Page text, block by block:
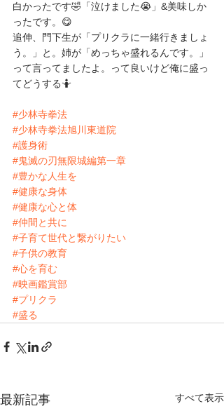
白かったです🤣「泣けました😭」&美味しか
ったです。😋
追伸、門下生が「プリクラに一緒行きましょ
う。」と。姉が「めっちゃ盛れるんです。」
って言ってましたよ。って良いけど俺に盛っ
てどうする🤷
#少林寺拳法
#少林寺拳法旭川東道院
#護身術
#鬼滅の刃無限城編第一章
#豊かな人生を
#健康な身体
#健康な心と体
#仲間と共に
#子育て世代と繋がりたい
#子供の教育
#心を育む
#映画鑑賞部
#プリクラ
#盛る
最新記事 すべて表示